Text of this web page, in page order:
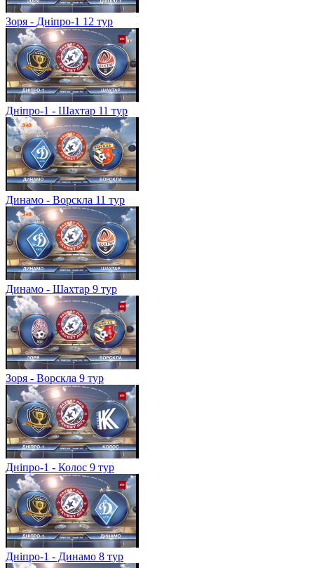
Зоря - Дніпро-1 12 тур
Дніпро-1 - Шахтар 11 тур
Динамо - Ворскла 11 тур
Динамо - Шахтар 9 тур
Зоря - Ворскла 9 тур
Дніпро-1 - Колос 9 тур
Дніпро-1 - Динамо 8 тур